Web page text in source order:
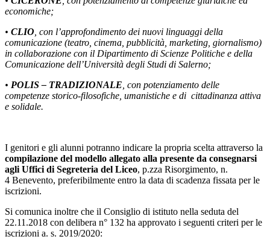
economiche;
• CLIO , con l’approfondimento dei nuovi linguaggi della
comunicazione (teatro, cinema, pubblicità, marketing, giornalismo)
in collaborazione con il Dipartimento di Scienze Politiche e della
Comunicazione dell’Università degli Studi di Salerno;
• POLIS – TRADIZIONALE , con potenziamento delle
competenze storico-filosofiche, umanistiche e di cittadinanza attiva
e solidale.
I genitori e gli alunni potranno indicare la propria scelta attraverso la
compilazione del modello allegato alla presente da consegnarsi
agli Uffici di Segreteria del Liceo, p.zza Risorgimento, n.
4 Benevento, preferibilmente entro la data di scadenza fissata per le
iscrizioni.
Si comunica inoltre che il Consiglio di istituto nella seduta del
22.11.2018 con delibera n° 132 ha approvato i seguenti criteri per le
iscrizioni a. s. 2019/2020: